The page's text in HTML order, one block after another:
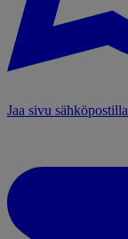
Jaa sivu sähköpostilla